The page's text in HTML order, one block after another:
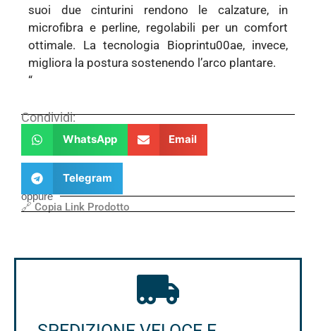
suoi due cinturini rendono le calzature, in
microfibra e perline, regolabili per un comfort
ottimale. La tecnologia Bioprintu00ae, invece,
migliora la postura sostenendo l’arco plantare.
“
Condividi:
WhatsApp Email
Telegram
oppure
🔗 Copia Link Prodotto